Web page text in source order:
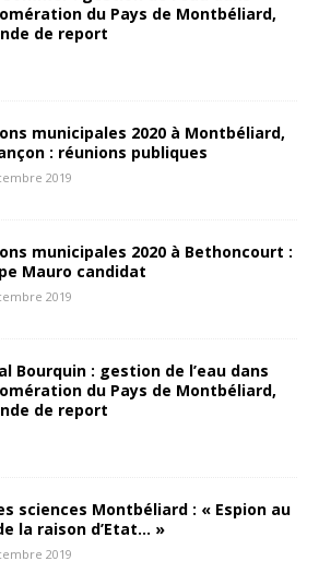
du Pays de Montbéliard,
de report
municipales 2020 à Montbéliard,
: réunions publiques
2019
municipales 2020 à Bethoncourt :
Mauro candidat
2019
Bourquin : gestion de l’eau dans
du Pays de Montbéliard,
de report
sciences Montbéliard : « Espion au
la raison d’Etat… »
2019